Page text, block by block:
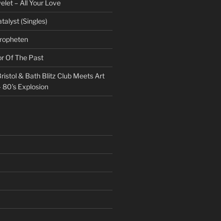
– All Your Love
(Singles)
Of The Past
& Bath Blitz Club Meets Art
Explosion